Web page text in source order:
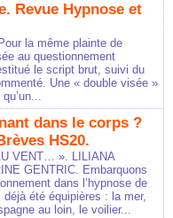
Revue Hypnose et
la même plainte de
au questionnement
le script brut, suivi du
Une « double visée »
dans le corps ?
HS20.
VENT… ». LILIANA
GENTRIC. Embarquons
dans l’hypnose de
déjà été équipières : la mer,
au loin, le voilier...